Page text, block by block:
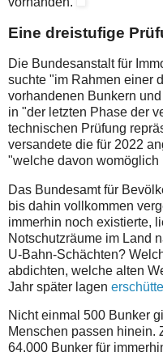
Eine dreistufige
Die Bundesanstalt für
suchte "im Rahmen einer
vorhandenen Bunkern
in "der letzten Phase der
technischen Prüfung
versandete die für 2022
"welche davon
Das Bundesamt für
bis dahin vollkommen
immerhin noch existierte,
Notschutzräume im Land
U-Bahn-Schächten?
abdichten, welche alten
Jahr später lagen
Nicht einmal 500 Bunker
Menschen passen hinein.
64.000 Bunker für